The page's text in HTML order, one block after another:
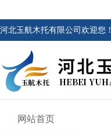
河北玉航木托有限公司欢迎您！
网站首页